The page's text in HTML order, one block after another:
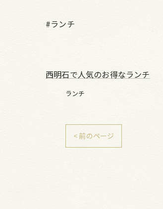
#ランチ
西明石で人気のお得なランチ
ランチ
< 前のページ